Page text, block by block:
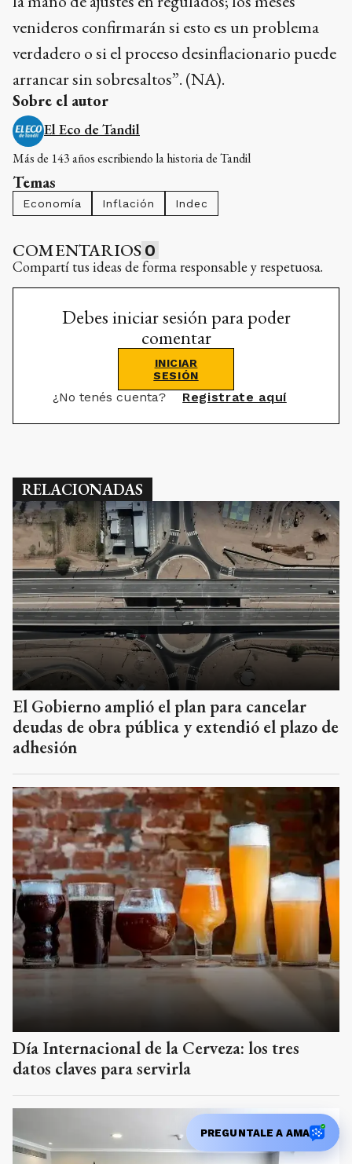
venideros confirmarán si esto es un problema
verdadero o si el proceso desinflacionario puede
arrancar sin sobresaltos”. (NA).
Sobre el autor
El Eco de Tandil
Más de 143 años escribiendo la historia de Tandil
Temas
Economía Inflación Indec
COMENTARIOS 0
Compartí tus ideas de forma responsable y respetuosa.
Debes iniciar sesión para poder
comentar
INICIAR
SESIÓN
¿No tenés cuenta? Registrate aquí
RELACIONADAS
El Gobierno amplió el plan para cancelar
deudas de obra pública y extendió el plazo de
adhesión
Día Internacional de la Cerveza: los tres
datos claves para servirla
PREGUNTALE A AMA